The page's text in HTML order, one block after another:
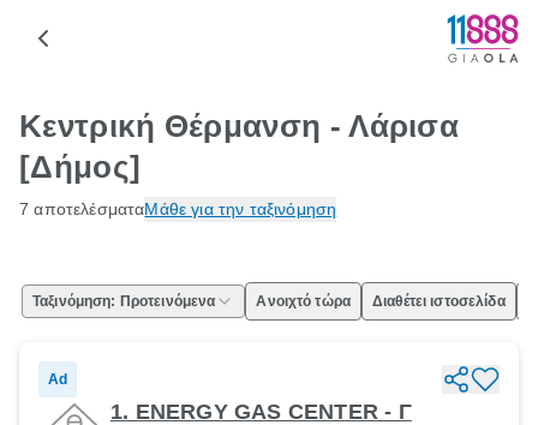
Κεντρική Θέρμανση - Λάρισα
[Δήμος]
7 αποτελέσματαΜάθε για την ταξινόμηση
Ταξινόμηση: Προτεινόμενα Ανοιχτό τώρα Διαθέτει ιστοσελίδα
Ad
1. ENERGY GAS CENTER - Γ